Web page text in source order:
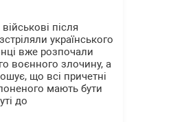
після
українського
вже розпочали
воєнного злочину, а
що всі причетні
мають бути
до